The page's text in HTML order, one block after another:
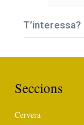
T’interessa?
Seccions
Cervera